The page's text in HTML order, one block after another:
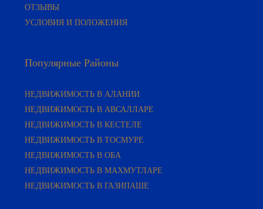
УСЛОВИЯ И ПОЛОЖЕНИЯ
НЕДВИЖИМОСТЬ В АВСАЛЛАРЕ
НЕДВИЖИМОСТЬ В КЕСТЕЛЕ
НЕДВИЖИМОСТЬ В ТОСМУРЕ
НЕДВИЖИМОСТЬ В ОБА
НЕДВИЖИМОСТЬ В МАХМУТЛАРЕ
НЕДВИЖИМОСТЬ В ГАЗИПАШЕ